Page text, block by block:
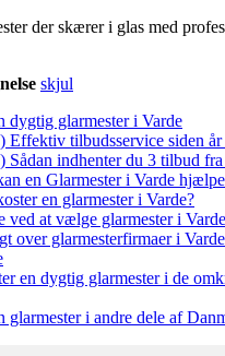
skjul
dygtig glarmester i Varde
Effektiv tilbudsservice siden
Sådan indhenter du 3 tilbud
en Glarmester i Varde
en glarmester i Varde?
ved at vælge glarmester i Varde
over glarmesterfirmaer i
en dygtig glarmester i de
glarmester i andre dele af